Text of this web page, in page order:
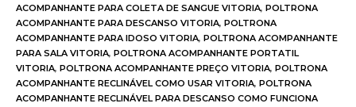
ACOMPANHANTE PARA COLETA DE SANGUE VITORIA, POLTRONA
ACOMPANHANTE PARA DESCANSO VITORIA, POLTRONA
ACOMPANHANTE PARA IDOSO VITORIA, POLTRONA ACOMPANHANTE
PARA SALA VITORIA, POLTRONA ACOMPANHANTE PORTATIL
VITORIA, POLTRONA ACOMPANHANTE PREÇO VITORIA, POLTRONA
ACOMPANHANTE RECLINÁVEL COMO USAR VITORIA, POLTRONA
ACOMPANHANTE RECLINÁVEL PARA DESCANSO COMO FUNCIONA